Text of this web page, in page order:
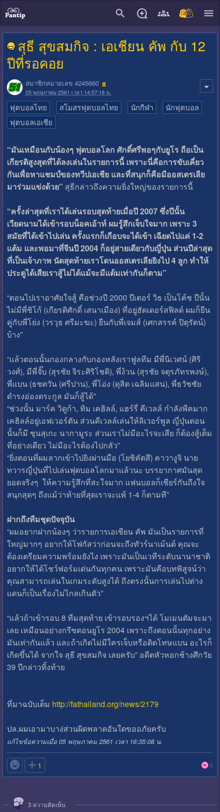
สุธี สุขสมกิจ : เอเชียน คัพ กับ 12
ปีที่รอคอย
สมาชิกหมายเลข 4245660
05 พฤษภาคม 2561 เวลา 14:57:18 น.
ฟุตบอลไทย สโมสรฟุตบอลไทย นักกีฬา
นักฟุตบอล
ฟุตบอลเอเชีย
“มันเหมือนกับน้องๆ ฟุตบอลโลก ศักดิ์ศรีพอๆกับยูโร ถือเป็น
เกียรติสูงสุดที่ได้ลงเล่นในรายการนี้ เพราะนี่คือการขับเคี่ยว
กันเพื่อหาแชมป์ของทวีปเอเชีย และที่สนุกก็คือมีออสเตรเลีย
มาร่วมแข่งด้วย” สุธีกล่าวถึงความยิ่งใหญ่ของรายการนี้
“ครั้งล่าสุดที่เราได้เล่นรอบสุดท้ายเมื่อปี 2007 ซึ่งปีนั้น
เวียดนามได้เข้ารอบน็อคเอ้าท์ ผมรู้สึกเจ็บใจมาก เพราะ 3
สมัยที่ได้เข้าไปเล่น ครั้งแรกก็เกือบจะได้เข้า เฉียดไปแค่ 1-2
แต้ม และพอมาที่จีนปี 2004 ก็อยู่สายเดียวกับญี่ปุ่น ส่วนปีล่าสุด
ที่เป็นเจ้าภาพ นัดสุดท้ายเราโดนออสเตรเลียยิงไป 4 ลูก ทำให้
ประตูได้เสียเราสู้ไม่ได้แม้จะมีแต้มเท่ากันก็ตาม”
“ตอนไปเราอาศัยใจสู้ คือช่วงปี 2000 ปีเตอร์ วิธ เป็นโค้ช ปีนั้น
ไม่มีพี่ซิโก้ (เกียรติศักดิ์ เสนาเมือง) ที่อยู่ฮัดเดอร์สฟิลด์ ผมก็ยืน
คู่กับพี่โย่ง (วรวุธ ศรีมะฆะ) ยืนกับพี่เจมส์ (เศกสรรค์ ปิตุรัตน์)
บ้าง”
“แล้วตอนนั้นกองกลางกับกองหลังเราฟูลทีม มีพี่นิเวศน์ (ศิริ
วงศ์), มีพี่จั๊บ (สุรชัย จิระศิริโชติ), พี่ง้วน (สุรชัย จตุรภัทรพงษ์),
พี่แบน (ธชตวัน (ศรีปาน), พี่โอ่ง (ดุสิต เฉลิมแสน), พี่ธวัชชัย
ดำรงอ่องตระกูล มันก็สู้ได้”
“ช่วงนั้น มาร์ค วิดูก้า, ทิม เคฮิลล์, แฮร์รี่ คีเวลล์ กำลังพีคมาก
เคฮิลล์อยู่เอฟเวอร์ตัน ส่วนคีเวลล์เล่นให้ลิเวอร์พูล ญี่ปุ่นตอน
นั้นก็มี ชุนสุเกะ นากามูระ ส่วนเราไม่มีอะไรจะเสีย ก็ต้องสู้เต็ม
ที่อย่างเดียว ไม่มีอะไรต้องไปกลัว”
“ยิ่งตอนที่ผมลากเข้าไปยิงผ่านมือ (โยชิคัตสึ) คาวางูจิ นาย
ทวารญี่ปุ่นที่ไปเล่นฟุตบอลโลกมาแล้วนะ บรรยากาศมันสุด
ยอดจริงๆ ให้ความรู้สึกที่สะใจมาก แฟนบอลก็เชียร์กันถึงใจ
สนุกสุดๆ ถึงแม้ว่าท้ายที่สุดเราจะแพ้ 1-4 ก็ตามที”
ฝากถึงทีมชุดปัจจุบัน
“ผมอยากฝากน้องๆ ว่ารายการเอเชียน คัพ มันเป็นรายการที่
ใหญ่มากๆ อยากให้โฟกัสว่าก่อนจะถึงทัวร์นาเม้นต์ คุณจะ
ต้องเตรียมความพร้อมยังไง เพราะมันเป็นเวทีระดับนานาชาติ
อยากให้ได้โชว์ฟอร์มเด่นกันทุกคน เพราะมันคือบทพิสูจน์ว่า
คุณสามารถเล่นในเกมระดับสูงได้ ถึงตรงนั้นการเล่นไปต่าง
แดนก็เป็นเรื่องไม่ไกลเกินตัว”
“แล้วถ้าเข้ารอบ 8 ทีมสุดท้าย เข้ารอบรองฯได้ โมเมนตัมจะมา
เลย เหมือนอย่างกรีซตอนยูโร 2004 เพราะถึงตอนนั้นทุกอย่าง
มันเท่ากันแล้ว และถ้าเกิดไม่มีใครเจ็บหรือติดโทษแบน อะไรก็
เกิดขึ้นได้ จากใจ สุธี สุขสมกิจ เลยครับ” อดีตหัวหอกช้างศึกวัย
39 ปีกล่าวทิ้งท้าย
ที่มาฉบับเต็ม http://fathailand.org/news/2179
ปล.ผมเอามาบาง่ส่วนผิดพลาดอันใดขออภัยครับ
แก้ไขข้อความเมื่อ 05 พฤษภาคม 2561 เวลา 16:35:08 น.
 1 8
3 ความคิดเห็น
close